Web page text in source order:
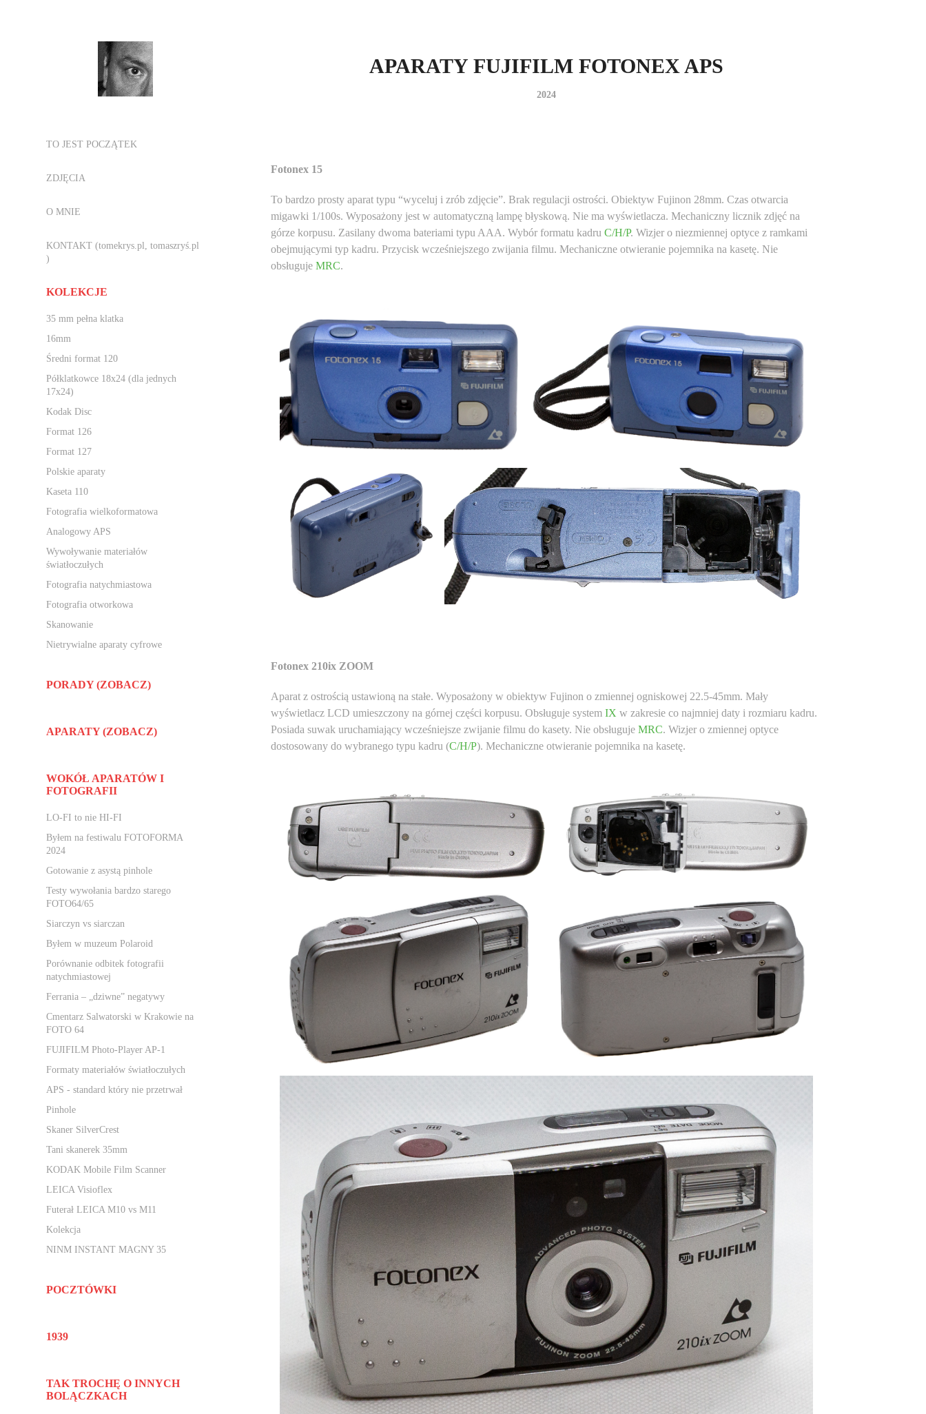
TO JEST POCZĄTEK
ZDJĘCIA
O MNIE
KONTAKT (tomekrys.pl, tomaszryś.pl
)
KOLEKCJE
35 mm pełna klatka
16mm
Średni format 120
Półklatkowce 18x24 (dla jednych
17x24)
Kodak Disc
Format 126
Format 127
Polskie aparaty
Kaseta 110
Fotografia wielkoformatowa
Analogowy APS
Wywoływanie materiałów
światłoczułych
Fotografia natychmiastowa
Fotografia otworkowa
Skanowanie
Nietrywialne aparaty cyfrowe
PORADY (ZOBACZ)
APARATY (ZOBACZ)
WOKÓŁ APARATÓW I
FOTOGRAFII
LO-FI to nie HI-FI
Byłem na festiwalu FOTOFORMA
2024
Gotowanie z asystą pinhole
Testy wywołania bardzo starego
FOTO64/65
Siarczyn vs siarczan
Byłem w muzeum Polaroid
Porównanie odbitek fotografii
natychmiastowej
Ferrania – „dziwne” negatywy
Cmentarz Salwatorski w Krakowie na
FOTO 64
FUJIFILM Photo-Player AP-1
Formaty materiałów światłoczułych
APS - standard który nie przetrwał
Pinhole
Skaner SilverCrest
Tani skanerek 35mm
KODAK Mobile Film Scanner
LEICA Visioflex
Futerał LEICA M10 vs M11
Kolekcja
NINM INSTANT MAGNY 35
POCZTÓWKI
1939
TAK TROCHĘ O INNYCH
BOLĄCZKACH
APARATY FUJIFILM FOTONEX APS
2024
Fotonex 15
To bardzo prosty aparat typu “wyceluj i zrób zdjęcie”. Brak regulacji ostrości. Obiektyw Fujinon 28mm. Czas otwarcia
migawki 1/100s. Wyposażony jest w automatyczną lampę błyskową. Nie ma wyświetlacza. Mechaniczny licznik zdjęć na
górze korpusu. Zasilany dwoma bateriami typu AAA. Wybór formatu kadru C/H/P. Wizjer o niezmiennej optyce z ramkami
obejmującymi typ kadru. Przycisk wcześniejszego zwijania filmu. Mechaniczne otwieranie pojemnika na kasetę. Nie
obsługuje MRC.
Fotonex 210ix ZOOM
Aparat z ostrością ustawioną na stałe. Wyposażony w obiektyw Fujinon o zmiennej ogniskowej 22.5-45mm. Mały
wyświetlacz LCD umieszczony na górnej części korpusu. Obsługuje system IX w zakresie co najmniej daty i rozmiaru kadru.
Posiada suwak uruchamiający wcześniejsze zwijanie filmu do kasety. Nie obsługuje MRC. Wizjer o zmiennej optyce
dostosowany do wybranego typu kadru (C/H/P). Mechaniczne otwieranie pojemnika na kasetę.